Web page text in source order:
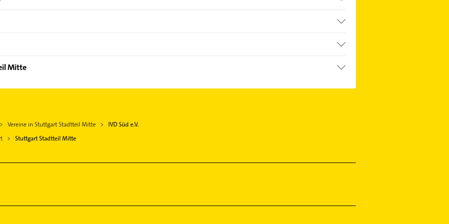
Mitte
Vereine in Stuttgart Stadtteil Mitte
IVD Süd e.V.
Stuttgart Stadtteil Mitte